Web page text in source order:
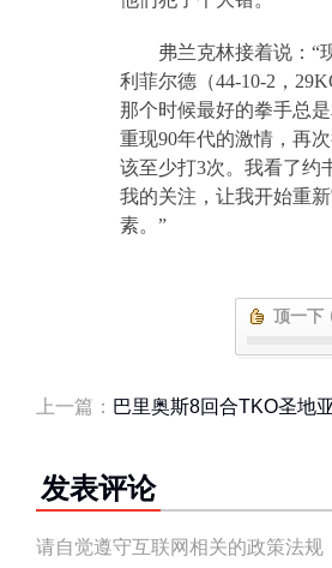
弗兰克林接着说：“
利菲尔德（44-10-2 ，
那个时候最好的拳手总
重现90年代的激情，再
该至少打3次。我看了约
我的关注，让我开始重
素。”
顶一下
上一篇： 巴里奥斯8回合TKO圣地
发表评论
请自觉遵守互联网相关的政策法